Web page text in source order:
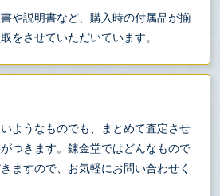
や説明書など、購入時の付属品が揃
をさせていただいています。
ようなものでも、まとめて査定させ
つきます。錬金堂ではどんなもので
ますので、お気軽にお問い合わせく